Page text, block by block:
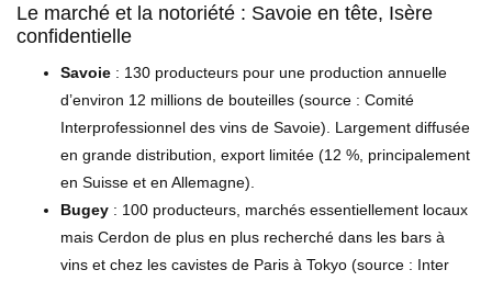
Le marché et la notoriété : Savoie en tête, Isère
confidentielle
Savoie : 130 producteurs pour une production annuelle
d’environ 12 millions de bouteilles (source : Comité
Interprofessionnel des vins de Savoie). Largement diffusée
en grande distribution, export limitée (12 %, principalement
en Suisse et en Allemagne).
Bugey : 100 producteurs, marchés essentiellement locaux
mais Cerdon de plus en plus recherché dans les bars à
vins et chez les cavistes de Paris à Tokyo (source : Inter